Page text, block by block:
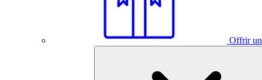
Offrir